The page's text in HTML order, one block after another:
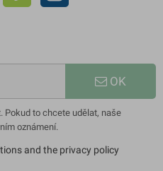
OK
Pokud to chcete udělat, naše
oznámení.
and the privacy policy